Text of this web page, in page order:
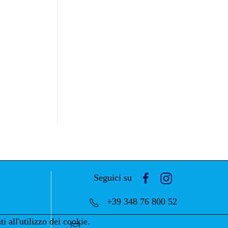
Seguici su
+39 348 76 800 52
all'utilizzo dei cookie.